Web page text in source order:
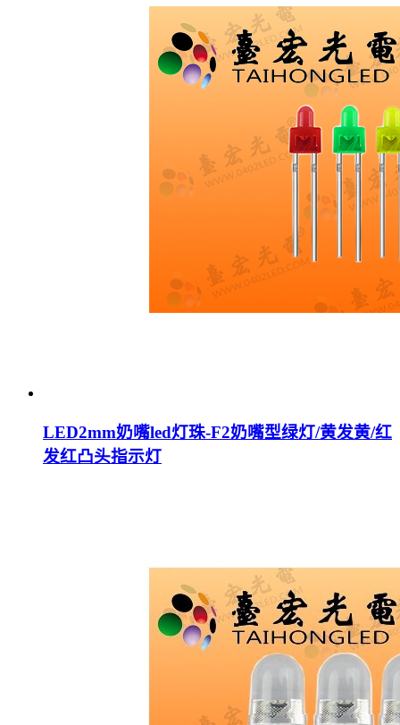
LED2mm奶嘴led灯珠-F2奶嘴型绿灯/黄发黄/红
发红凸头指示灯